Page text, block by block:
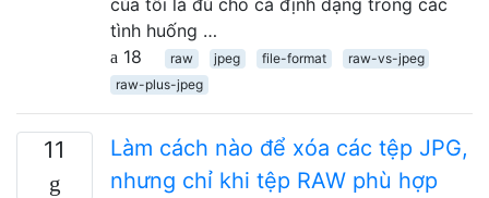
tình huống …
18
raw jpeg file-format
raw-vs-jpeg
raw-plus-jpeg
11
Làm cách nào để xóa các tệp JPG,
nhưng chỉ khi tệp RAW phù hợp